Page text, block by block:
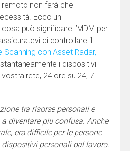
remoto non farà che
Ecco un
può significare l’MDM per
di controllare il
Scanning con Asset Radar,
i dispositivi
rete, 24 ore su 24, 7
tra risorse personali e
diventare più confusa. Anche
era difficile per le persone
dispositivi personali dal lavoro.